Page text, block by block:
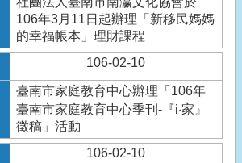
106年3月11日起辦理「新移民媽媽
的幸福帳本」理財課程
106-02-10
臺南市家庭教育中心辦理「106年
臺南市家庭教育中心季刊-『i‧家』
徵稿」活動
106-02-10